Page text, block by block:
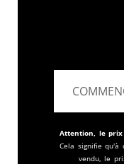
Attention, le
Cela signifie qu'à
vendu, le